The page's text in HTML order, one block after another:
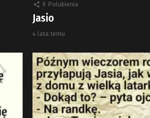
9 Polubienia
Jasio
4 lata temu